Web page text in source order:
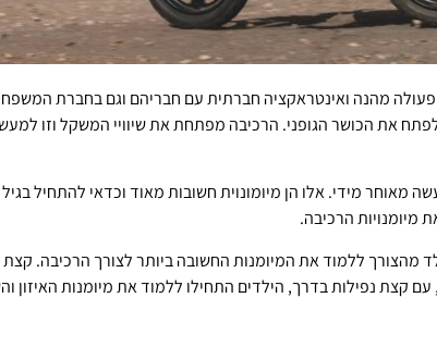
מהנה ואינטראקציה חברתית עם חבריהם וגם בחברת
את הכושר הגופני. הרכיבה מפתחת את שיוויי המשקל וזו
מאוחר מידי. אלו הן מיומונוית חשובות מאוד וכדאי להתחיל
מיומנויות הרכיבה.
מהצורך ללמוד את המיומנות החשובה ביותר לצורך הרכיבה.
קצת נפילות בדרך, הילדים התחילו ללמוד את מיומנות האיזון